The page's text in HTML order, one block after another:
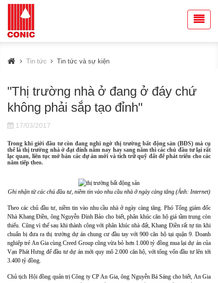
Tin tức Tin tức và sự kiện
"Thị trường nhà ở đang ở đáy chứ
không phải sắp tạo đỉnh"
17/03/2017
Trong khi giới đầu tư còn đang nghi ngờ thị trường bất động sản (BĐS) mà cụ
thể là thị trường nhà ở đạt đỉnh năm nay hay sang năm thì các chủ đầu tư lại rất
lạc quan, liên tục mở bán các dự án mới và tích trữ quỹ đất để phát triển cho các
năm tiếp theo.
Ghi nhận từ các chủ đầu tư, niềm tin vào nhu cầu nhà ở ngày càng tăng (Ảnh: Internet)
Theo các chủ đầu tư, niềm tin vào nhu cầu nhà ở ngày càng tăng. Phó Tổng giám đốc
Nhà Khang Ðiền, ông Nguyễn Ðình Bảo cho biết, phân khúc căn hộ giá tầm trung còn
thiếu. Cũng vì thế sau khi thành công với phân khúc nhà đất, Khang Ðiền rất tự tin khi
chuẩn bị đưa ra thị trường dự án chung cư đầu tay với 900 căn hộ tại quận 9. Doanh
nghiệp trẻ An Gia cùng Creed Group cũng vừa bỏ hơn 1.000 tỷ đồng mua lại dự án của
Vạn Phát Hưng để đầu tư dự án mới quy mô 2.000 căn hộ, với tổng vốn đầu tư lên tới
3.400 tỷ đồng.
Chủ tịch Hội đồng quản trị Công ty CP An Gia, ông Nguyễn Bá Sáng cho biết, An Gia